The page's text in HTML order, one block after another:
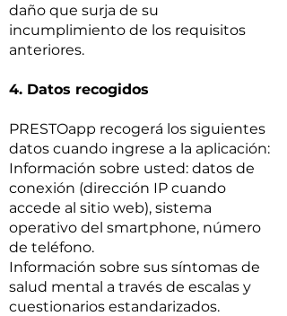
daño que surja de su
incumplimiento de los requisitos
anteriores.
4. Datos recogidos
PRESTOapp recogerá los siguientes
datos cuando ingrese a la aplicación:
Información sobre usted: datos de
conexión (dirección IP cuando
accede al sitio web), sistema
operativo del smartphone, número
de teléfono.
Información sobre sus síntomas de
salud mental a través de escalas y
cuestionarios estandarizados.